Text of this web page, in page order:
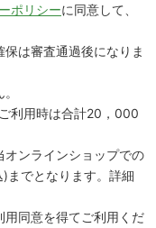
ポリシーに同意して、
は審査通過後になりま
利用時は合計20，000
ンラインショップでの
までとなります。詳細
用同意を得てご利用くだ